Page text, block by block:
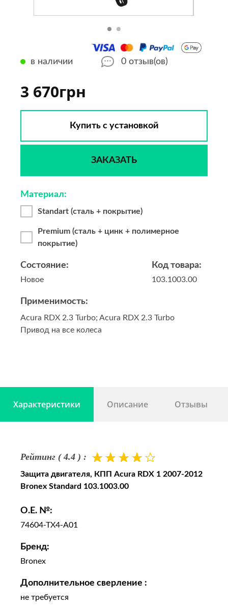
3 670грн
Купить с установкой
ЗАКАЗАТЬ
в наличии 0 отзыв(ов)
Код товара:
103.1003.00
Состояние:
Новое
Материал:
Standart (сталь + покрытие)
Premium (сталь + цинк + полимерное
покрытие)
Применимость:
Acura RDX 2.3 Turbo; Acura RDX 2.3 Turbo
Привод на все колеса
Характеристики Описание Отзывы
Рейтинг ( 4.4 ) :
Защита двигателя, КПП Acura RDX 1 2007-2012
Bronex Standard 103.1003.00
O.E. №:
74604-TX4-A01
Бренд:
Bronex
Дополнительное сверление :
не требуется